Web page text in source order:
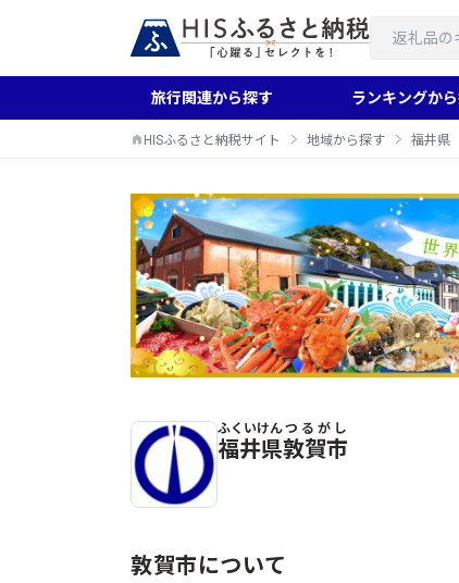
旅行関連から探す ランキングか
HISふるさと納税サイト 地域から探す 福井県
敦賀市のふるさと納税返礼品一覧
福井県
ふくいけん
敦賀市
つるがし
敦賀市について